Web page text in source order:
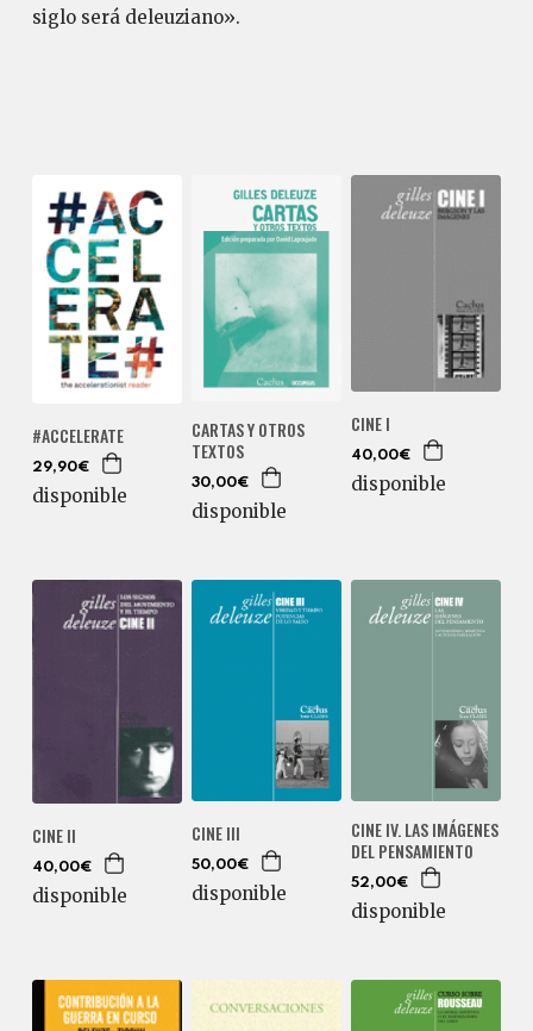
siglo será deleuziano».
#ACCELERATE
29,90€
disponible
CARTAS Y OTROS
TEXTOS
30,00€
disponible
CINE I
40,00€
disponible
CINE II
40,00€
disponible
CINE III
50,00€
disponible
CINE IV. LAS IMÁGENES
DEL PENSAMIENTO
52,00€
disponible